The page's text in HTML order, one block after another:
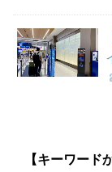
【キーワード